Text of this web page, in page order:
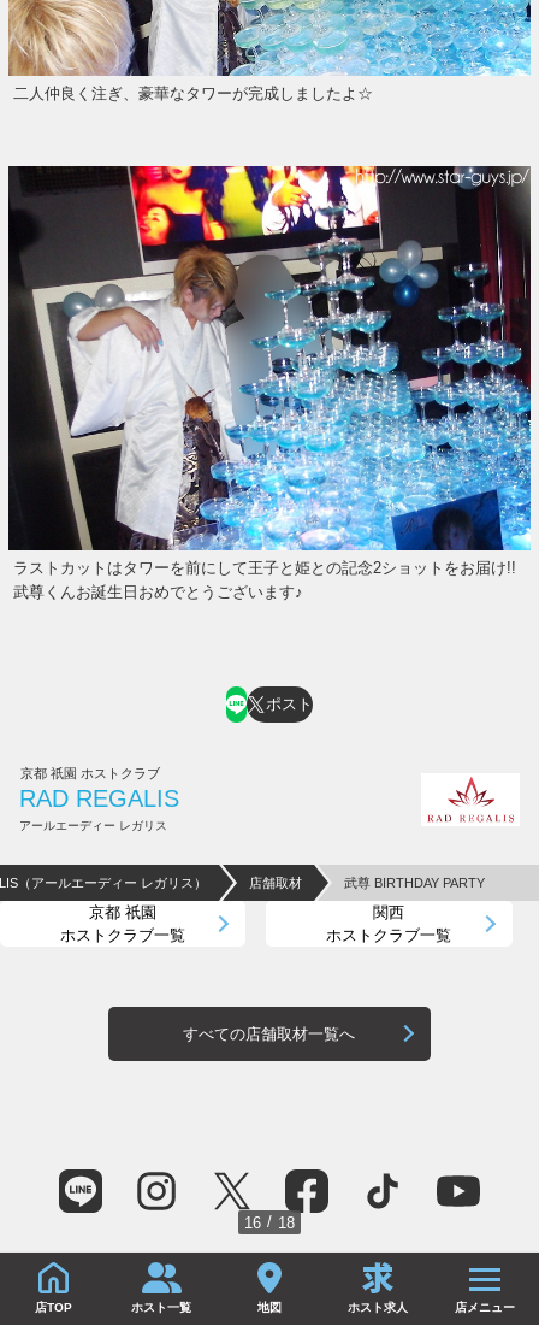
店TOP ホスト一覧 地図 ホスト求人 店メニュー
二人仲良く注ぎ、豪華なタワーが完成しましたよ☆
ラストカットはタワーを前にして王子と姫との記念2ショットをお届け!!
武尊くんお誕生日おめでとうございます♪
16 / 18
ポスト
京都 祇園 ホストクラブ
RAD REGALIS
アールエーディー レガリス
（アールエーディー レガリス） 店舗取材 武尊 BIRTHDAY PARTY
京都 祇園
ホストクラブ一覧
関西
ホストクラブ一覧
すべての店舗取材一覧へ